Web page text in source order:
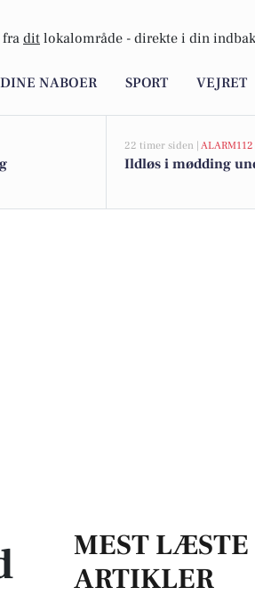
fra dit lokalområde - direkte i din
NABOER SPORT VEJRET
22 timer siden | ALARM112
Ildløs i mødding
MEST LÆSTE
ARTIKLER